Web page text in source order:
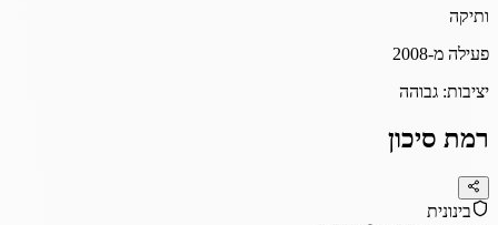
ותיקה
פעילה מ-2008
יציבות: גבוהה
רמת סיכון
בינונית